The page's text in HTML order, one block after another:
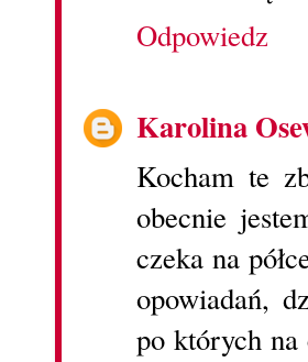
Odpowiedz
Karolina
Kocham te
obecnie
czeka na
opowiadań,
po których